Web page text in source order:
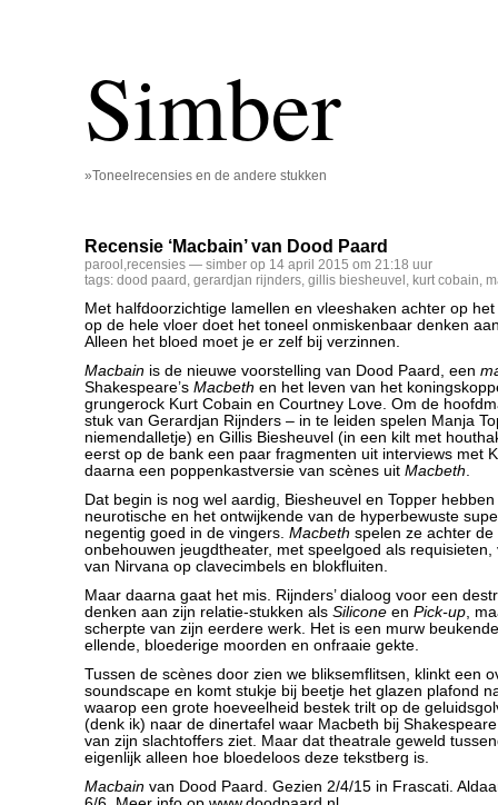
Simber
»Toneelrecensies en de andere stukken
Recensie ‘Macbain’ van Dood Paard
parool ,recensies — simber op 14 april 2015 om 21:18 uur
tags: dood paard , gerardjan rijnders, gillis biesheuvel , kurt cobain,
Met halfdoorzichtige lamellen en vleeshaken achter op
op de hele vloer doet het toneel onmiskenbaar denken
Alleen het bloed moet je er zelf bij verzinnen.
Macbain is de nieuwe voorstelling van Dood Paard, een
Shakespeare’s Macbeth en het leven van het
grungerock Kurt Cobain en Courtney Love. Om de
stuk van Gerardjan Rijnders – in te leiden spelen Manja
niemendalletje) en Gillis Biesheuvel (in een kilt met
eerst op de bank een paar fragmenten uit interviews met
daarna een poppenkastversie van scènes uit Macbeth.
Dat begin is nog wel aardig, Biesheuvel en Topper
neurotische en het ontwijkende van de hyperbewuste
negentig goed in de vingers. Macbeth spelen ze achter
onbehouwen jeugdtheater, met speelgoed als requisieten,
van Nirvana op clavecimbels en blokfluiten.
Maar daarna gaat het mis. Rijnders’ dialoog voor een
denken aan zijn relatie-stukken als Silicone en Pick-up,
scherpte van zijn eerdere werk. Het is een murw
ellende, bloederige moorden en onfraaie gekte.
Tussen de scènes door zien we bliksemflitsen, klinkt een
soundscape en komt stukje bij beetje het glazen plafond
waarop een grote hoeveelheid bestek trilt op de
(denk ik) naar de dinertafel waar Macbeth bij
van zijn slachtoffers ziet. Maar dat theatrale geweld
eigenlijk alleen hoe bloedeloos deze tekstberg is.
Macbain van Dood Paard. Gezien 2/4/15 in Frascati.